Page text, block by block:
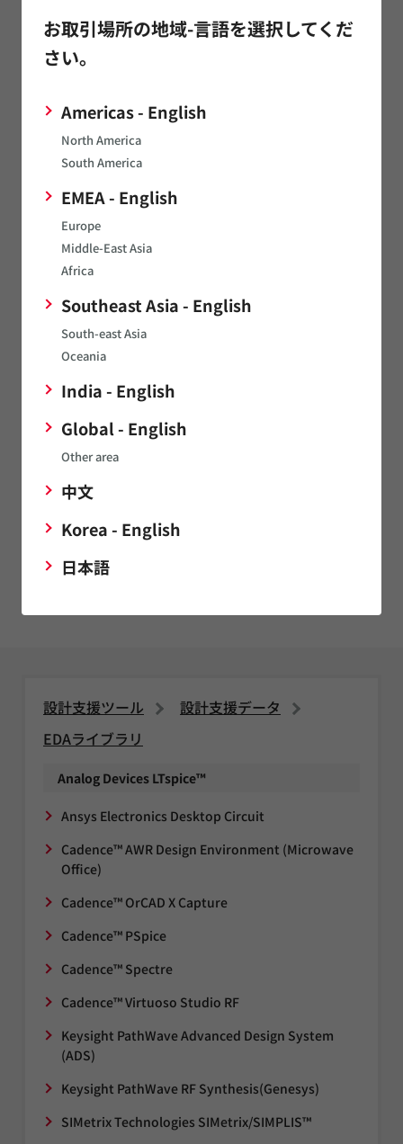
お取引場所の地域-言語を選択してくだ
さい。
Americas - English
North America
South America
EMEA - English
Europe
Middle-East Asia
Africa
Southeast Asia - English
South-east Asia
Oceania
India - English
Global - English
Other area
中文
Korea - English
日本語
高周波インダクタ
静的モデル
上記に同意してダウンロード
コンデンサ
シミュレーションモデルの品番追加やモデルの性能向上に
インダクタ
シミュレーションモデルの品番追加やモデルの性能向上に
シミュレーションモデルの品番追加やモデルの性能向上に
設計支援ツール
設計支援データ
EDAライブラリ
Analog Devices LTspice™
Ansys Electronics Desktop Circuit
Cadence™ AWR Design Environment (Microwave
Office)
Cadence™ OrCAD X Capture
Cadence™ PSpice
Cadence™ Spectre
Cadence™ Virtuoso Studio RF
Keysight PathWave Advanced Design System
(ADS)
Keysight PathWave RF Synthesis(Genesys)
SIMetrix Technologies SIMetrix/SIMPLIS™